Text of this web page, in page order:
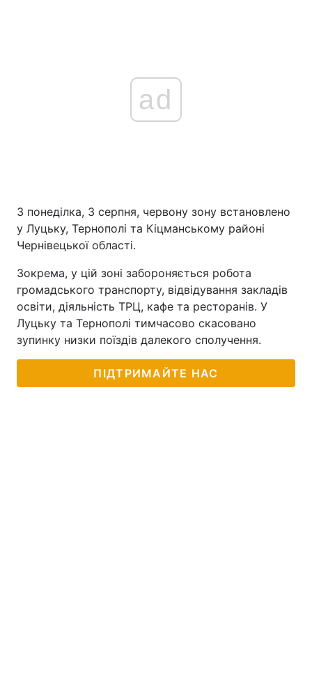
ad
З понеділка, 3 серпня, червону зону встановлено
у Луцьку, Тернополі та Кіцманському районі
Чернівецької області.
Зокрема, у цій зоні забороняється робота
громадського транспорту, відвідування закладів
освіти, діяльність ТРЦ, кафе та ресторанів. У
Луцьку та Тернополі тимчасово скасовано
зупинку низки поїздів далекого сполучення.
ПІДТРИМАЙТЕ НАС